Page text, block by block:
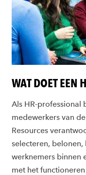
WAT DOET EEN
Als HR-professional
medewerkers van
Resources
selecteren,
werknemers binnen
met het